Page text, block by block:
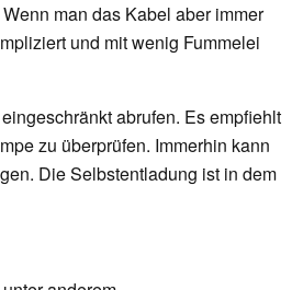
man das Kabel aber immer
und mit wenig Fummelei
abrufen. Es empfiehlt
zu überprüfen. Immerhin kann
Die Selbstentladung ist in dem